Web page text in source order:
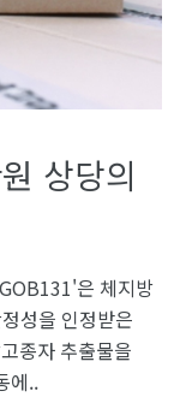
상당의
은 체지방
성을 인정받은
종자 추출물을
에..